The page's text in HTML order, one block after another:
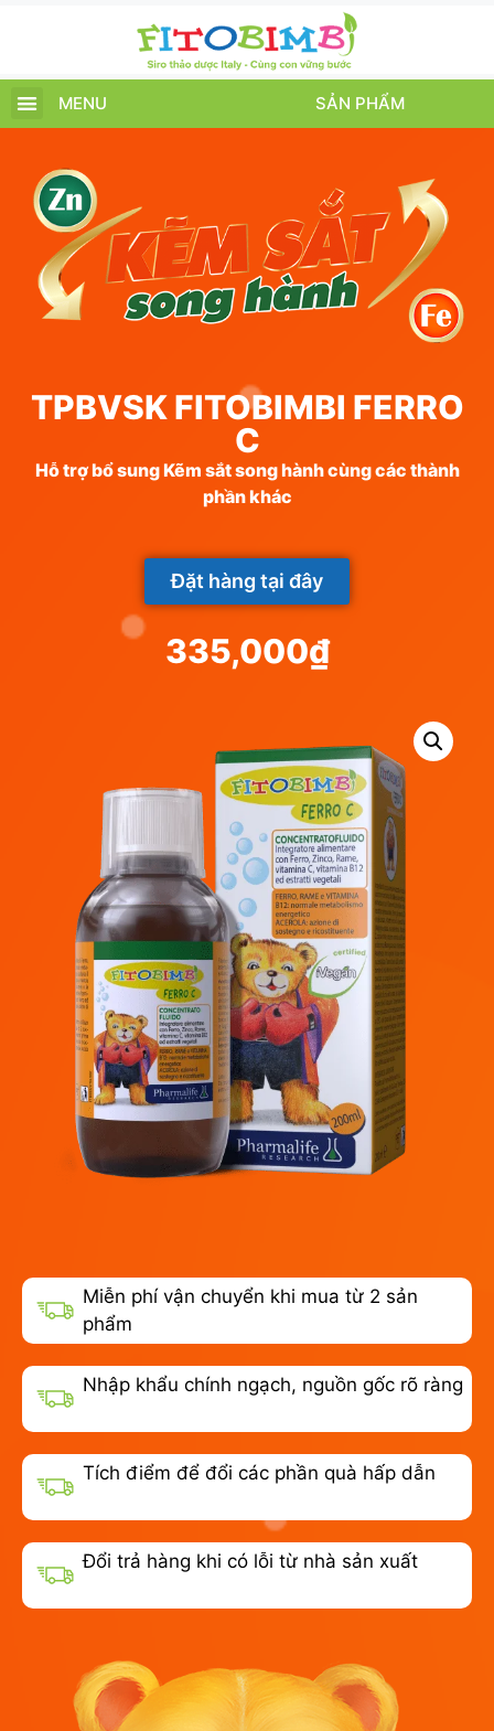
MENU SẢN PHẨM
TPBVSK FITOBIMBI FERRO
C
Hỗ trợ bổ sung Kẽm sắt song hành cùng các thành
phần khác
Đặt hàng tại đây
335,000₫
Miễn phí vận chuyển khi mua từ 2 sản
phẩm
Nhập khẩu chính ngạch, nguồn gốc rõ ràng
Tích điểm để đổi các phần quà hấp dẫn
Đổi trả hàng khi có lỗi từ nhà sản xuất